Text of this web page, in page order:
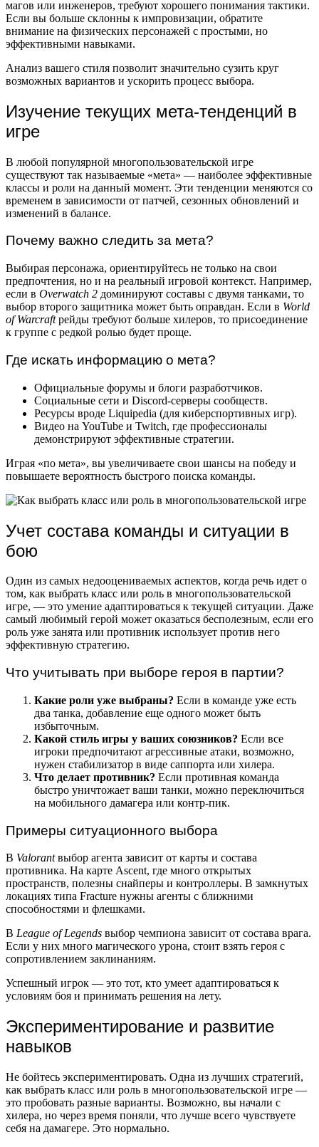
магов или инженеров, требуют хорошего понимания тактики.
Если вы больше склонны к импровизации, обратите
внимание на физических персонажей с простыми, но
эффективными навыками.
Анализ вашего стиля позволит значительно сузить круг
возможных вариантов и ускорить процесс выбора.
Изучение текущих мета-тенденций в
игре
В любой популярной многопользовательской игре
существуют так называемые «мета» — наиболее эффективные
классы и роли на данный момент. Эти тенденции меняются со
временем в зависимости от патчей, сезонных обновлений и
изменений в балансе.
Почему важно следить за мета?
Выбирая персонажа, ориентируйтесь не только на свои
предпочтения, но и на реальный игровой контекст. Например,
если в Overwatch 2 доминируют составы с двумя танками, то
выбор второго защитника может быть оправдан. Если в World
of Warcraftрейды требуют больше хилеров, то присоединение
к группе с редкой ролью будет проще.
Где искать информацию о мета?
Официальные форумы и блоги разработчиков.
Социальные сети и Discord-серверы сообществ.
Ресурсы вроде Liquipedia (для киберспортивных игр).
Видео на YouTube и Twitch, где профессионалы
демонстрируют эффективные стратегии.
Играя «по мета», вы увеличиваете свои шансы на победу и
повышаете вероятность быстрого поиска команды.
Учет состава команды и ситуации в
бою
Один из самых недооцениваемых аспектов, когда речь идет о
том, как выбрать класс или роль в многопользовательской
игре, — это умение адаптироваться к текущей ситуации. Даже
самый любимый герой может оказаться бесполезным, если его
роль уже занята или противник использует против него
эффективную стратегию.
Что учитывать при выборе героя в партии?
Какие роли уже выбраны? Если в команде уже есть
два танка, добавление еще одного может быть
избыточным.
Какой стиль игры у ваших союзников? Если все
игроки предпочитают агрессивные атаки, возможно,
нужен стабилизатор в виде саппорта или хилера.
Что делает противник? Если противная команда
быстро уничтожает ваши танки, можно переключиться
на мобильного дамагера или контр-пик.
Примеры ситуационного выбора
В Valorantвыбор агента зависит от карты и состава
противника. На карте Ascent, где много открытых
пространств, полезны снайперы и контроллеры. В замкнутых
локациях типа Fracture нужны агенты с ближними
способностями и флешками.
В League of Legends выбор чемпиона зависит от состава врага.
Если у них много магического урона, стоит взять героя с
сопротивлением заклинаниям.
Успешный игрок — это тот, кто умеет адаптироваться к
условиям боя и принимать решения на лету.
Экспериментирование и развитие
навыков
Не бойтесь экспериментировать. Одна из лучших стратегий,
как выбрать класс или роль в многопользовательской игре —
это пробовать разные варианты. Возможно, вы начали с
хилера, но через время поняли, что лучше всего чувствуете
себя на дамагере. Это нормально.